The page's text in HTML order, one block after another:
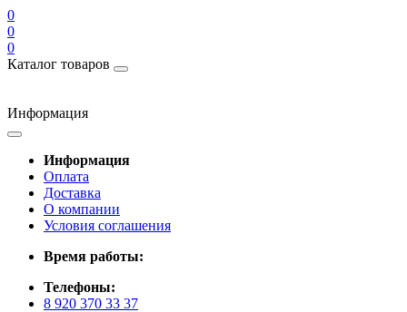
0
0
0
Каталог товаров
Информация
Информация
Оплата
Доставка
О компании
Условия соглашения
Время работы:
Телефоны:
8 920 370 33 37